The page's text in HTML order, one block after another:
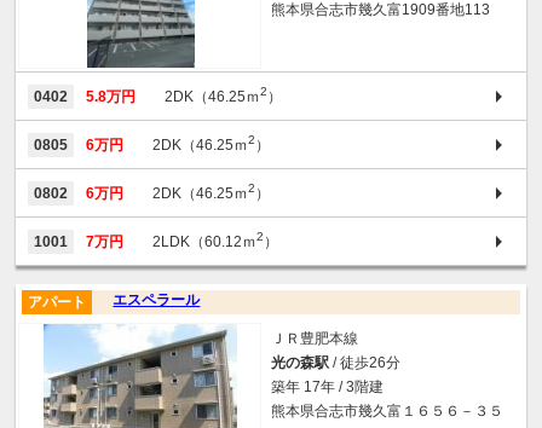
熊本県合志市幾久富1909番地113
0402 5.8万円 2DK（46.25ｍ2 ）
0805 6万円 2DK（46.25ｍ2 ）
0802 6万円 2DK（46.25ｍ2 ）
1001 7万円 2LDK（60.12ｍ2 ）
エスペラール
アパート
ＪＲ豊肥本線
光の森駅 / 徒歩26分
築年 17年 / 3階建
熊本県合志市幾久富１６５６－３５